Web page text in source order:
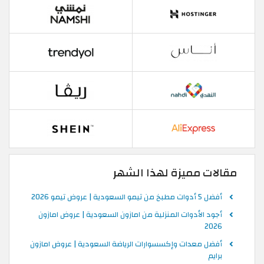
مقالات مميزة لهذا الشهر
أفضل 5 أدوات مطبخ من تيمو السعودية | عروض تيمو 2026
أجود الأدوات المنزلية من امازون السعودية | عروض امازون
2026
أفضل معدات وإكسسوارات الرياضة السعودية | عروض امازون
برايم